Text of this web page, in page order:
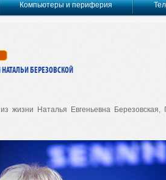
БЕРЕЗОВСКОЙ
жизни Наталья Евгеньевна Березовская,
Компьютеры и периферия